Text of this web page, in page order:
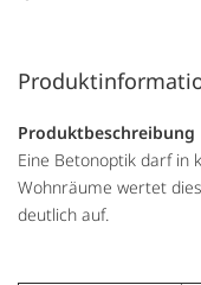
Produktbeschreibung
Eine Betonoptik darf in
Wohnräume wertet
deutlich auf.